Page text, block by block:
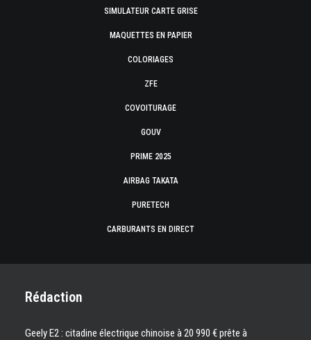
SIMULATEUR CARTE GRISE
MAQUETTES EN PAPIER
COLORIAGES
ZFE
COVOITURAGE
GOUV
PRIME 2025
AIRBAG TAKATA
PURETECH
CARBURANTS EN DIRECT
Rédaction
Geely E2 : citadine électrique chinoise à 20 990 € prête à